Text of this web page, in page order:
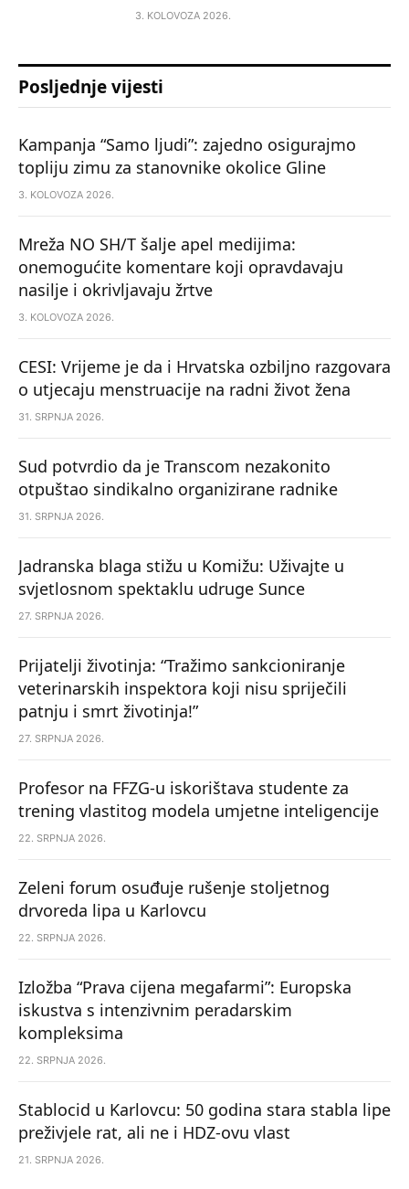
3. KOLOVOZA 2026.
Posljednje vijesti
Kampanja “Samo ljudi”: zajedno osigurajmo
topliju zimu za stanovnike okolice Gline
3. KOLOVOZA 2026.
Mreža NO SH/T šalje apel medijima:
onemogućite komentare koji opravdavaju
nasilje i okrivljavaju žrtve
3. KOLOVOZA 2026.
CESI: Vrijeme je da i Hrvatska ozbiljno razgovara
o utjecaju menstruacije na radni život žena
31. SRPNJA 2026.
Sud potvrdio da je Transcom nezakonito
otpuštao sindikalno organizirane radnike
31. SRPNJA 2026.
Jadranska blaga stižu u Komižu: Uživajte u
svjetlosnom spektaklu udruge Sunce
27. SRPNJA 2026.
Prijatelji životinja: “Tražimo sankcioniranje
veterinarskih inspektora koji nisu spriječili
patnju i smrt životinja!”
27. SRPNJA 2026.
Profesor na FFZG-u iskorištava studente za
trening vlastitog modela umjetne inteligencije
22. SRPNJA 2026.
Zeleni forum osuđuje rušenje stoljetnog
drvoreda lipa u Karlovcu
22. SRPNJA 2026.
Izložba “Prava cijena megafarmi”: Europska
iskustva s intenzivnim peradarskim
kompleksima
22. SRPNJA 2026.
Stablocid u Karlovcu: 50 godina stara stabla lipe
preživjele rat, ali ne i HDZ-ovu vlast
21. SRPNJA 2026.